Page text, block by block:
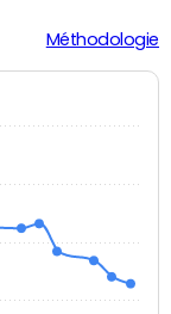
Méthodologie